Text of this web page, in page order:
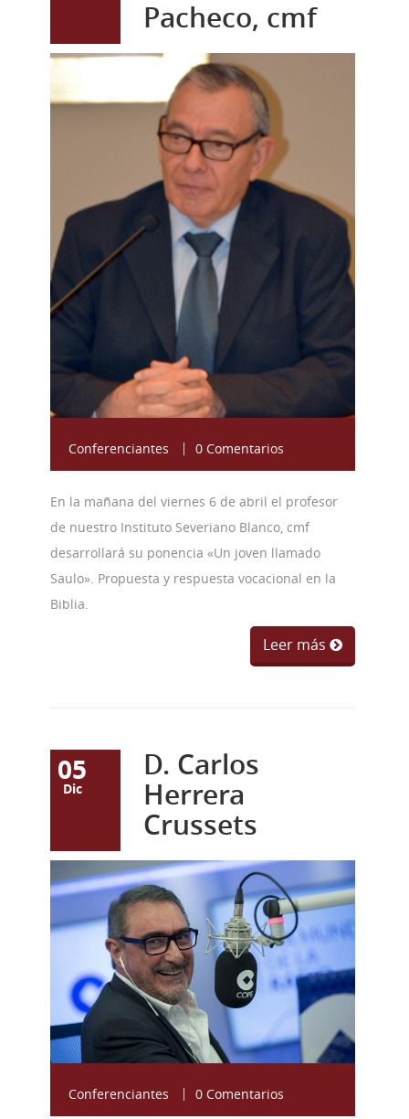
Pacheco, cmf
SEVERIANO
BLANCO
PACHECO.jpg
Conferenciantes 0 Comentarios
En la mañana del viernes 6 de abril el profesor
de nuestro Instituto Severiano Blanco, cmf
desarrollará su ponencia «Un joven llamado
Saulo». Propuesta y respuesta vocacional en la
Biblia.
Leer más
05
Dic
D. Carlos
Herrera
Crussets
116873450-
-624x415.jpg
Conferenciantes 0 Comentarios